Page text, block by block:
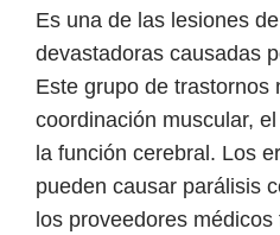
Es una de las lesiones
devastadoras causadas
Este grupo de trastornos
coordinación muscular,
la función cerebral. Los
pueden causar parálisis
los proveedores